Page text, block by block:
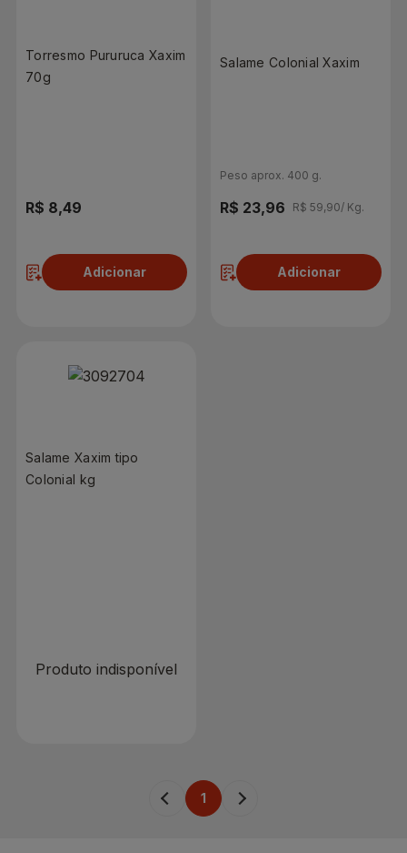
Torresmo Pururuca Xaxim
70g
R$ 8,49
Adicionar
Salame Colonial Xaxim
Peso aprox. 400 g.
R$ 23,96 R$ 59,90/ Kg.
Adicionar
Salame Xaxim tipo
Colonial kg
Produto indisponível
1